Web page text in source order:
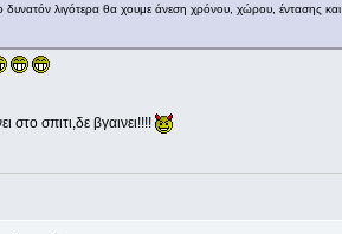
λιγότερα θα χουμε άνεση χρόνου, χώρου, έντασης και
στο σπιτι,δε βγαινει!!!!